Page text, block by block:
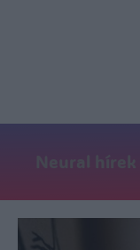
Neural hírek